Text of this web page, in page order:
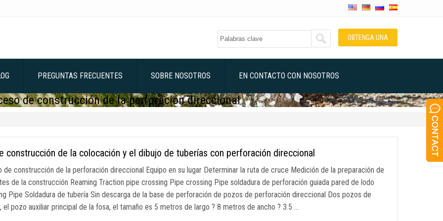
OBTENGA UNA
PREGUNTAS FRECUENTES SOBRE NOSOTROS EN CONTACTO CON NOSOTROS
de construcción de la perforación direccional
construcción de la colocación y el dibujo de tuberías con perforación direccional
de construcción de la perforación direccional Equipo en su lugar Determinar la ruta de cruce Medición de la preparación de
de la construcción Reaming Traction pipe crossing Pipe crossing Pipe soldadura de perforación guiada pared de lodo
Pipe Soldadura de tubería Sin descarga de la base de perforación de pozos de perforación direccional Dos pozos de
el pozo auxiliar principal de la fosa, el tamaño es 5 metros de largo ? 8 metros de ancho ? 3.5 …